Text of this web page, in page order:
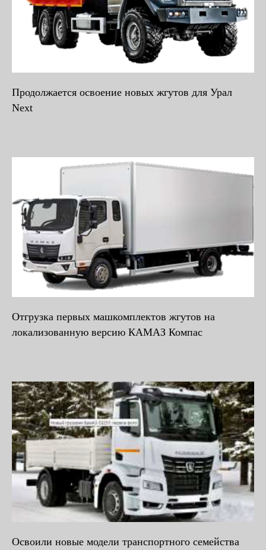
Продолжается освоение новых жгутов для Урал
Next
Отгрузка первых машкомплектов жгутов на
локализованную версию КАМАЗ Компас
Освоили новые модели транспортного семейства